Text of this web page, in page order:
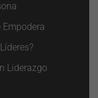
Empodera
Liderazgo